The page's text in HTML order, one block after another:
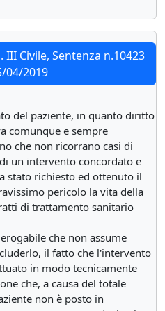
III Civile, Sentenza n.10423
04/2019
del paziente, in quanto diritto
comunque e sempre
che non ricorrano casi di
un intervento concordato e
stato richiesto ed ottenuto il
pericolo la vita della
di trattamento sanitario
che non assume
il fatto che l'intervento
in modo tecnicamente
che, a causa del totale
non è posto in